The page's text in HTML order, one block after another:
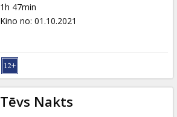
1h 47min
Kino no: 01.10.2021
Tēvs Nakts